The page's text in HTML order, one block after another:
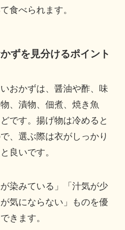
食べられます。
ずを見分けるポイント
おかずは、醤油や酢、味
、漬物、佃煮、焼き魚
です。揚げ物は冷めると
、選ぶ際は衣がしっかり
良いです。
染みている」「汁気が少
気にならない」ものを優
きます。